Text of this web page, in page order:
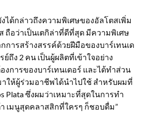
ได้กล่าวถึงความพิเศษของอัลโตสเพิ่ม
ถือว่าเป็นเตกิล่าที่ดีที่สุด มีความพิเศษ
กการสร้างสรรค์ด้วยฝีมือของบาร์เทนเด
ถึง 2 คน เป็นผู้ผลิตที่เข้าใจอย่าง
งการของบาร์เทนเดอร์ และได้ทำส่วน
ให้ผู้ร่วมอาชีพได้นำไปใช้ สำหรับผมที่
Plata ซึ่งผมว่าเหมาะที่สุดในการทำ
เมนูสุดคลาสสิกที่ใครๆ ก็ชอบดื่ม”